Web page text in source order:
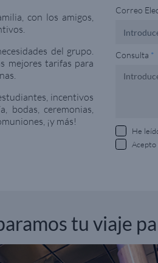
con los amigos,
del grupo.
mejores tarifas para
incentivos
bodas, ceremonias,
¡y más!
Correo
Consulta *
He
Acepto
tu viaje